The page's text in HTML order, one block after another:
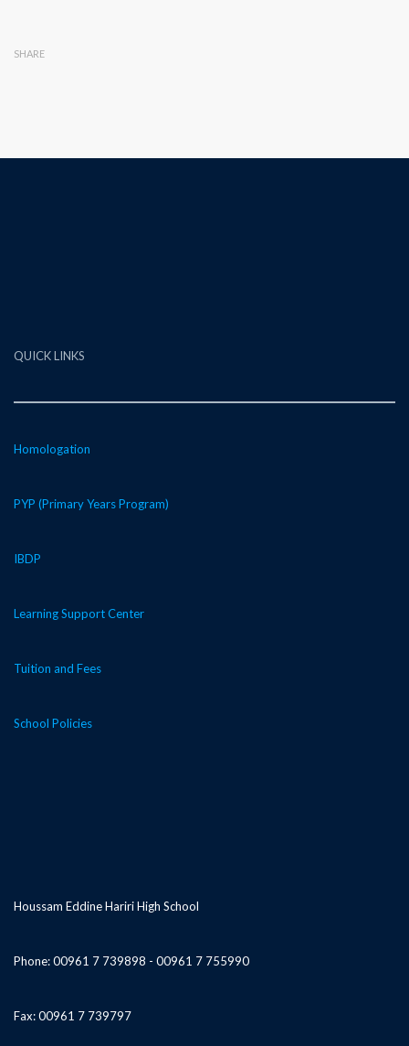
SHARE
QUICK LINKS
Homologation
PYP (Primary Years Program)
IBDP
Learning Support Center
Tuition and Fees
School Policies
Houssam Eddine Hariri High School
Phone: 00961 7 739898 - 00961 7 755990
Fax: 00961 7 739797